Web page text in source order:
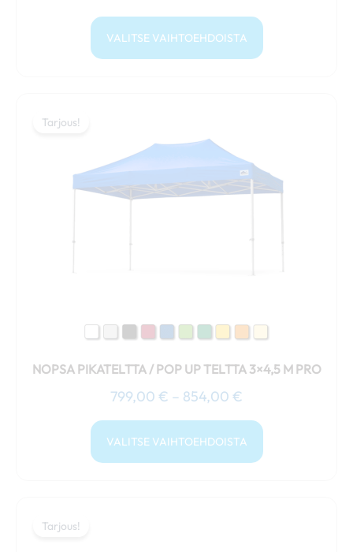
VALITSE VAIHTOEHDOISTA
Tarjous!
Tarjous!
NOPSA PIKATELTTA / POP UP TELTTA 3×4,5 M PRO
799,00 € – 854,00 €
854,00 €
VALITSE VAIHTOEHDOISTA
on
muunnelma.
Tarjous!
Tarjous!